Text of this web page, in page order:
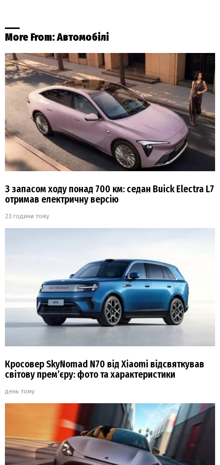
More From:Автомобілі
З запасом ходу понад 700 км: седан Buick Electra L7
отримав електричну версію
23 години тому
Кросовер SkyNomad N70 від Xiaomi відсвяткував
світову прем’єру: фото та характеристики
день тому